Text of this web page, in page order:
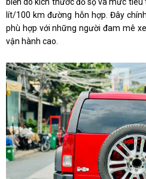
lít/100 km đường hỗn hợp. Đây
phù hợp với những người đam mê
vận hành cao.